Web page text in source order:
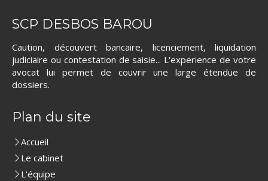
SCP DESBOS BAROU
Caution, découvert bancaire, licenciement, liquidation
judiciaire ou contestation de saisie... L'experience de votre
avocat lui permet de couvrir une large étendue de
dossiers.
Plan du site
Accueil
Le cabinet
L'équipe